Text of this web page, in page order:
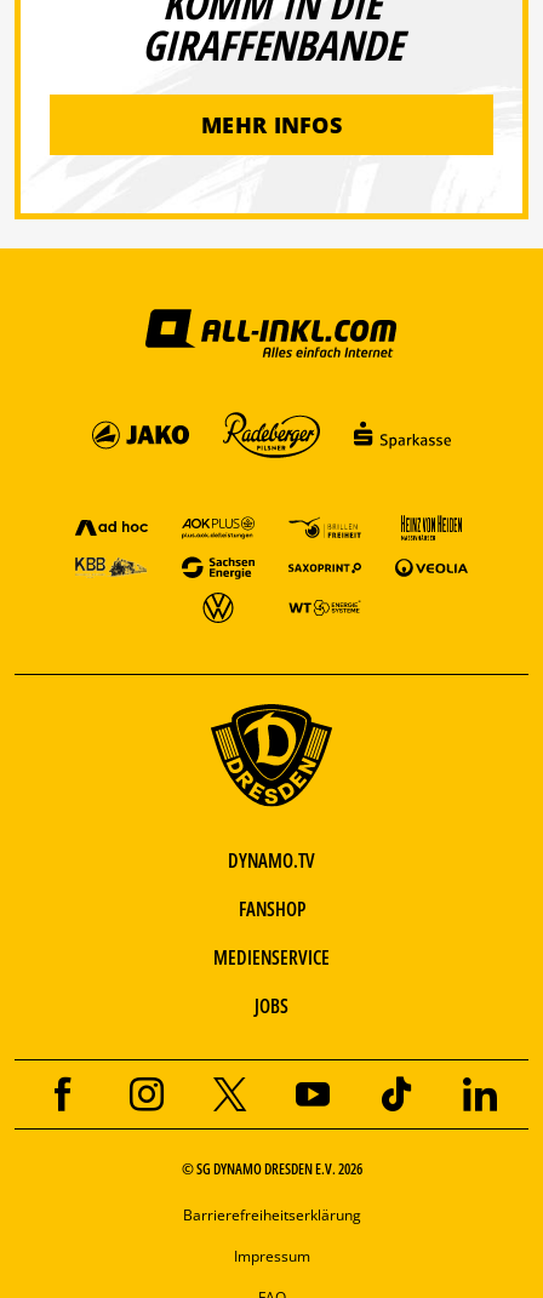
GIRAFFENBANDE
MEHR INFOS
DYNAMO.TV
FANSHOP
MEDIENSERVICE
JOBS
© SG DYNAMO DRESDEN E.V. 2026
Barrierefreiheitserklärung
Impressum